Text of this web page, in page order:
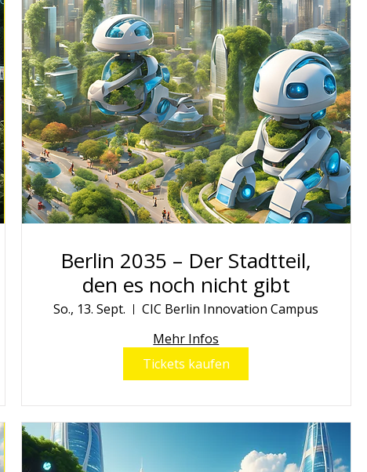
Berlin 2035 – Der Stadtteil,
den es noch nicht gibt
So., 13. Sept.
CIC Berlin Innovation Campus
Mehr Infos
Tickets kaufen